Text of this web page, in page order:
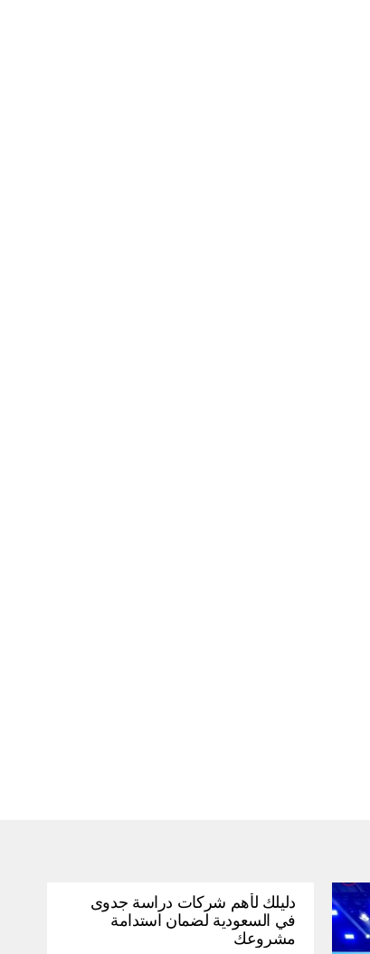
دليلك لأهم شركات دراسة جدوى
في السعودية لضمان استدامة
مشروعك